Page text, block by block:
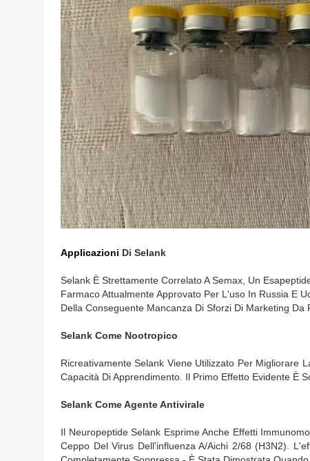
Applicazioni Di Selank
Selank È Strettamente Correlato A Semax, Un
Farmaco Attualmente Approvato Per L'uso In Russia E
Della Conseguente Mancanza Di Sforzi Di Marketing Da
Selank Come Nootropico
Ricreativamente Selank Viene Utilizzato Per Migliorare
Capacità Di Apprendimento. Il Primo Effetto Evidente È
Selank Come Agente Antivirale
Il Neuropeptide Selank Esprime Anche Effetti
Ceppo Del Virus Dell'influenza A/Aichi 2/68 (H3N2).